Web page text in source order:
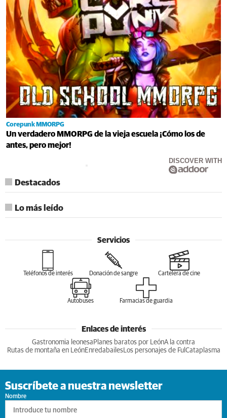
Corepunk MMORPG
Un verdadero MMORPG de la vieja escuela ¡Cómo los de
antes, pero mejor!
DISCOVER WITH
Destacados
Lo más leído
Servicios
Teléfonos de interés Donación de sangre Cartelera de cine
Autobuses Farmacias de guardia
Enlaces de interés
Gastronomia leonesa Planes baratos por LeónA la contra
Rutas de montaña en LeónEnredabailesLos personajes de Ful Cataplasma
Suscríbete a nuestra newsletter
Nombre